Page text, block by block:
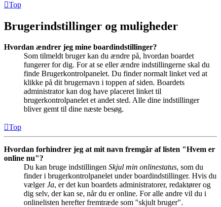
Top
Brugerindstillinger og muligheder
Hvordan ændrer jeg mine boardindstillinger?
Som tilmeldt bruger kan du ændre på, hvordan boardet
fungerer for dig. For at se eller ændre indstillingerne skal du
finde Brugerkontrolpanelet. Du finder normalt linket ved at
klikke på dit brugernavn i toppen af siden. Boardets
administrator kan dog have placeret linket til
brugerkontrolpanelet et andet sted. Alle dine indstillinger
bliver gemt til dine næste besøg.
Top
Hvordan forhindrer jeg at mit navn fremgår af listen "Hvem er
online nu"?
Du kan bruge indstillingen Skjul min onlinestatus, som du
finder i brugerkontrolpanelet under boardindstillinger. Hvis du
vælgerJa, er det kun boardets administratorer, redaktører og
dig selv, der kan se, når du er online. For alle andre vil du i
onlinelisten herefter fremtræde som "skjult bruger".